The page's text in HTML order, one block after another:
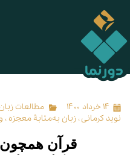
۱۴ خرداد ۱۴۰۰ مطالعات
نوید کرمانی، زبان به‌مثابۀ معجزه ،
قرآن همچون